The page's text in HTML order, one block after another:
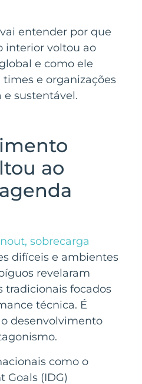
entender por que
interior voltou ao
e como ele
e organizações
sustentável.
ao
sobrecarga
difíceis e ambientes
revelaram
tradicionais focados
técnica. É
desenvolvimento
como o
Goals (IDG)